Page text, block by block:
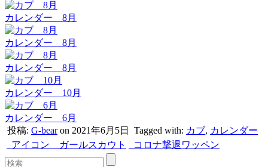
カレンダー 8月
カレンダー 8月
カレンダー 8月
カレンダー 10月
カレンダー 6月
投稿: G-bearon 2021年6月5日 Tagged with: カブ, カレンダー
アイコン ガールスカウト
コロナ撃退ワッペン